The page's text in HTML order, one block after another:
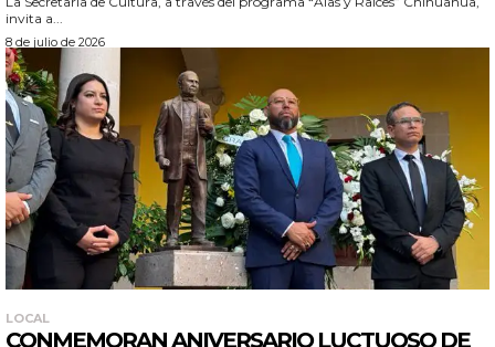
invita a...
8 de julio de 2026
LOCAL
CONMEMORAN ANIVERSARIO LUCTUOSO DE